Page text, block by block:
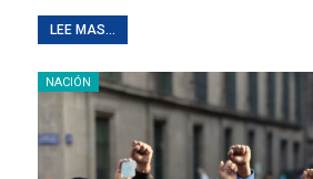
LEE MAS...
NACIÓN